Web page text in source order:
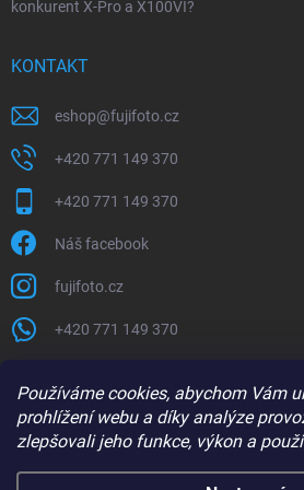
Používáme cookies, abychom Vám
prohlížení webu a díky analýze
zlepšovali jeho funkce, výkon a
konkurent X-Pro a X100VI?
KONTAKT
eshop@fujifoto.cz
+420 771 149 370
+420 771 149 370
Náš facebook
fujifoto.cz
+420 771 149 370
PŘIJÍMÁME ONLINE PLATBY